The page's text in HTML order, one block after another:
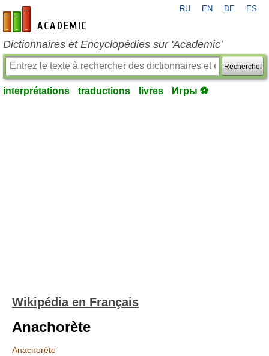
fr-academic.com
RU EN DE ES
Dictionnaires et Encyclopédies sur 'Academic'
Recherche!
interprétations traductions livres Игры ⚽
Wikipédia en Français
Anachorète
Anachorète